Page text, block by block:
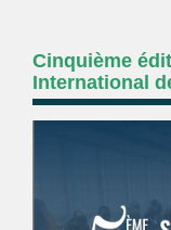
Cinquième
International